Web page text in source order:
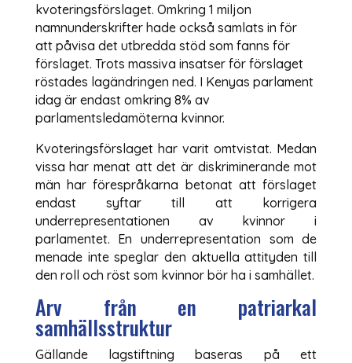
kvoteringsförslaget. Omkring 1 miljon
namnunderskrifter hade också samlats in för
att påvisa det utbredda stöd som fanns för
förslaget. Trots massiva insatser för förslaget
röstades lagändringen ned. I Kenyas parlament
idag är endast omkring 8% av
parlamentsledamöterna kvinnor.
Kvoteringsförslaget har varit omtvistat. Medan
vissa har menat att det är diskriminerande mot
män har förespråkarna betonat att förslaget
endast syftar till att korrigera
underrepresentationen av kvinnor i
parlamentet. En underrepresentation som de
menade inte speglar den aktuella attityden till
den roll och röst som kvinnor bör ha i samhället.
Arv från en patriarkal
samhällsstruktur
Gällande lagstiftning baseras på ett